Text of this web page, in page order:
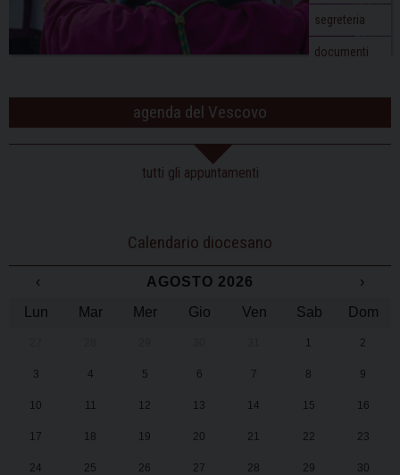
segreteria
documenti
agenda del Vescovo
tutti gli appuntamenti
Calendario diocesano
‹ AGOSTO 2026
›
Lun
Mar Mer Gio Ven Sab Dom
1 2
3 4 5 6 7 8 9
10 11 12 13 14 15 16
17 18 19 20 21 22 23
24 25 26 27 28 29 30